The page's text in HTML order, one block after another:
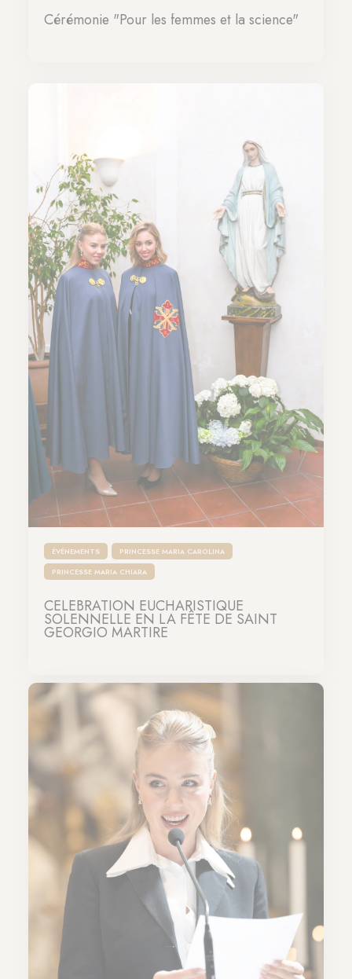
Cérémonie "Pour les femmes et la science"
ÉVÉNEMENTS
PRINCESSE MARIA CAROLINA
PRINCESSE MARIA CHIARA
CÉLÉBRATION EUCHARISTIQUE
SOLENNELLE EN LA FÊTE DE SAINT
GEORGIO MARTIRE